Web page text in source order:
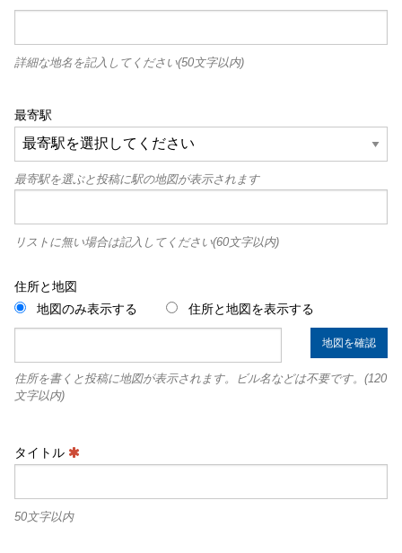
詳細な地名を記入してください(50文字以内)
最寄駅
最寄駅を選ぶと投稿に駅の地図が表示されます
リストに無い場合は記入してください(60文字以内)
住所と地図
地図のみ表示する
住所と地図を表示する
地図を確認
住所を書くと投稿に地図が表示されます。ビル名などは不要です。(120
文字以内)
タイトル
50文字以内